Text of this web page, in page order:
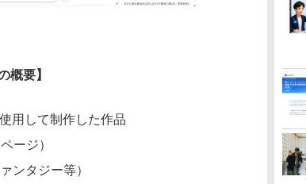
概要】
用して制作した作品
ージ）
ンタジー等）